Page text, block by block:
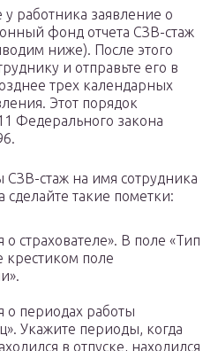
у работника заявление о
фонд отчета СЗВ-стаж
ниже). После этого
и отправьте его в
трех календарных
Этот порядок
Федерального закона
стаж на имя сотрудника
такие пометки:
страхователе». В поле «Тип
крестиком поле
о периодах работы
Укажите периоды, когда
в отпуске, находился